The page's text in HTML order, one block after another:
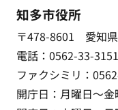
知多市役所
〒478-8601 愛知
電話：0562-33-
ファクシミリ：
開庁日：月曜日～